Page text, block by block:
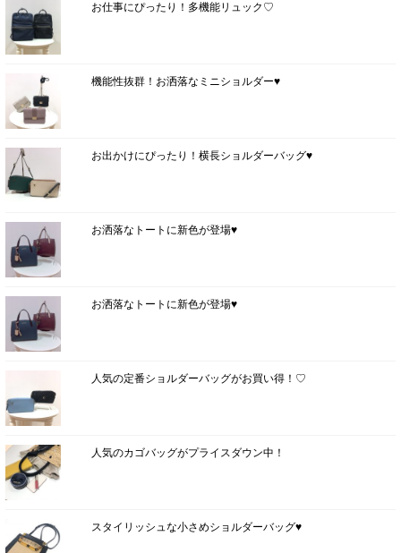
お仕事にぴったり！多機能リュック♡
機能性抜群！お洒落なミニショルダー♥
お出かけにぴったり！横長ショルダーバッグ♥
お洒落なトートに新色が登場♥
お洒落なトートに新色が登場♥
人気の定番ショルダーバッグがお買い得！♡
人気のカゴバッグがプライスダウン中！
スタイリッシュな小さめショルダーバッグ♥